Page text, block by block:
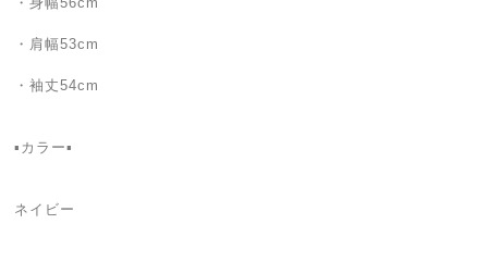
・肩幅53cm
・袖丈54cm
▪️カラー▪️
ネイビー